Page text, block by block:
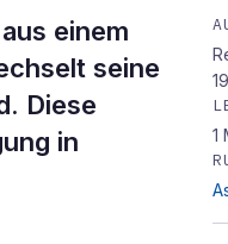
einem
seine
Diese
in
1